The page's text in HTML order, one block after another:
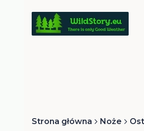
Strona główna Noże